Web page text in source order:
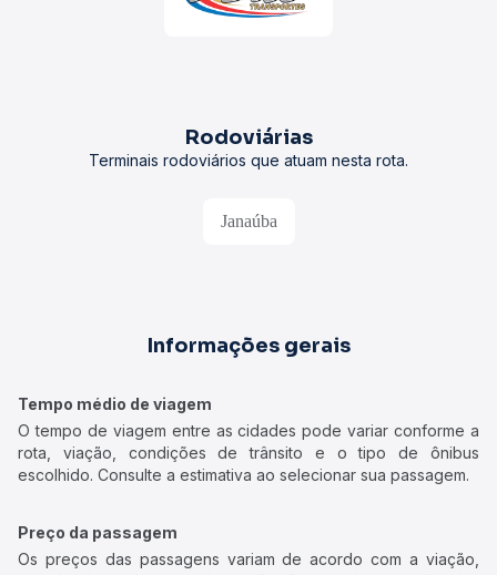
Rodoviárias
Terminais rodoviários que atuam nesta rota.
Janaúba
Informações gerais
Tempo médio de viagem
O tempo de viagem entre as cidades pode variar conforme a
rota, viação, condições de trânsito e o tipo de ônibus
escolhido. Consulte a estimativa ao selecionar sua passagem.
Preço da passagem
Os preços das passagens variam de acordo com a viação,